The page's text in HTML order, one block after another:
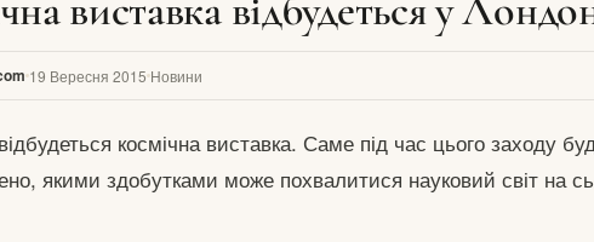
19 Вересня 2015 Новини
космічна виставка. Саме під час цього заходу
якими здобутками може похвалитися науковий світ на